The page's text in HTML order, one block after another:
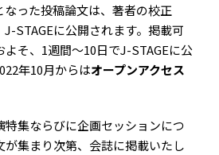
なった投稿論文は、著者の校正
STAGEに公開されます。掲載可
よそ、1週間～10日でJ-STAGEに公
年10月からはオープンアクセス
集ならびに企画セッションにつ
が集まり次第、会誌に掲載いたし